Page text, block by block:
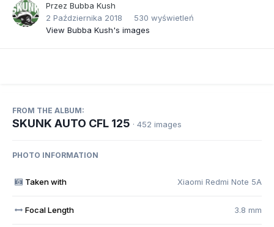
Przez Bubba Kush
2 Października 2018
530 wyświetleń
View Bubba Kush's images
FROM THE ALBUM:
SKUNK AUTO CFL 125 · 452 images
PHOTO INFORMATION
Taken with Xiaomi Redmi Note 5A
Focal Length 3.8 mm